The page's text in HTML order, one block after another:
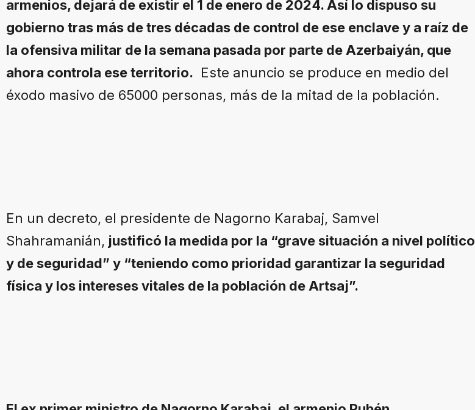
armenios, dejará de existir el 1 de enero de 2024. Así lo dispuso su
gobierno tras más de tres décadas de control de ese enclave y a raíz de
la ofensiva militar de la semana pasada por parte de Azerbaiyán, que
ahora controla ese territorio. Este anuncio se produce en medio del
éxodo masivo de 65000 personas, más de la mitad de la población.
En un decreto, el presidente de Nagorno Karabaj, Samvel
Shahramanián, justificó la medida por la “grave situación a nivel político
y de seguridad” y “teniendo como prioridad garantizar la seguridad
física y los intereses vitales de la población de Artsaj”.